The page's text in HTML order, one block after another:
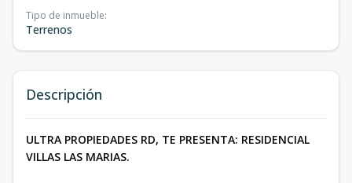
Tipo de inmueble:
Terrenos
Descripción
ULTRA PROPIEDADES RD, TE PRESENTA: RESIDENCIAL
VILLAS LAS MARIAS.